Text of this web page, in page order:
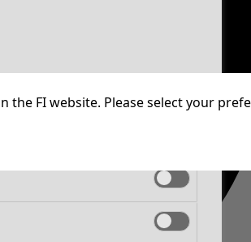
FI website. Please select your
Aina aktiivinen